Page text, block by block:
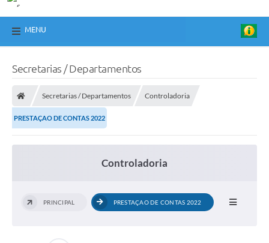
MENU
Secretarias / Departamentos
Secretarias / Departamentos Controladoria
PRESTAÇAO DE CONTAS 2022
Controladoria
PRINCIPAL PRESTAÇAO DE CONTAS 2022